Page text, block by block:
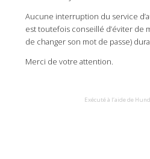
Aucune interruption du service
est toutefois conseillé d’éviter de
de changer son mot de passe)
Merci de votre attention.
Exécuté à l’aide de